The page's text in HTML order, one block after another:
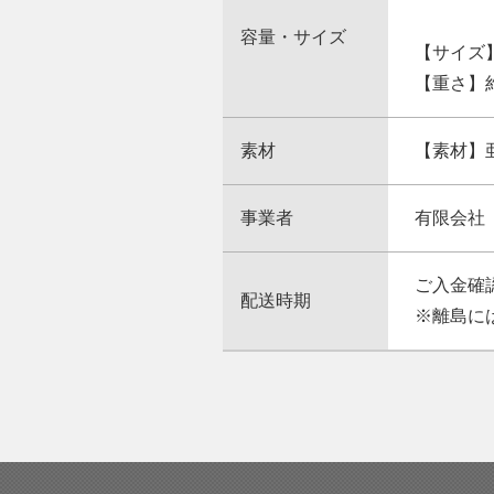
容量・サイズ
【サイ
【重さ
素材 【素材
事業者 有限会
配送時期
ご入金確
※離島に